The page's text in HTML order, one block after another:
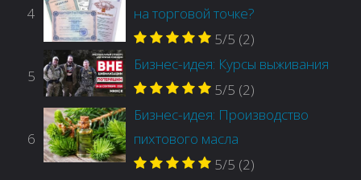
4
на торговой точке?
5/5 (2)
5
Бизнес-идея: Курсы выживания
5/5 (2)
6
Бизнес-идея: Производство
пихтового масла
5/5 (2)